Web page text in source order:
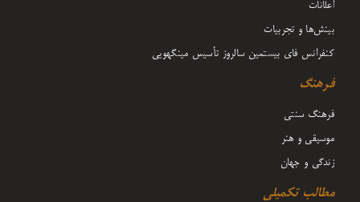
اعلانات
بینش‌ها و تجربیات
کنفرانس فای بیستمین سالروز تأسیس مینگهویی
فرهنگ
فرهنگ سنتی
موسیقی و هنر
زندگی و جهان
مطالب تکمیلی